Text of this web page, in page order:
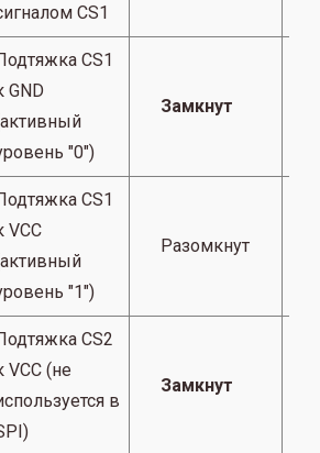
CS1
CS1
GND
"0")
Замкнут
CS1
VCC
"1")
Разомкнут
CS2
VCC (не
в
Замкнут